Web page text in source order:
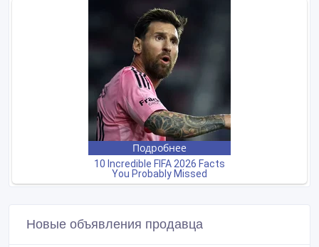
Новые объявления продавца